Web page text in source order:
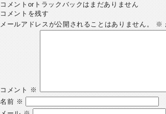
コメントorトラックバックはまだありません
コメントを残す
メールアドレスが公開されることはありません。
※
コメント
※
名前 ※